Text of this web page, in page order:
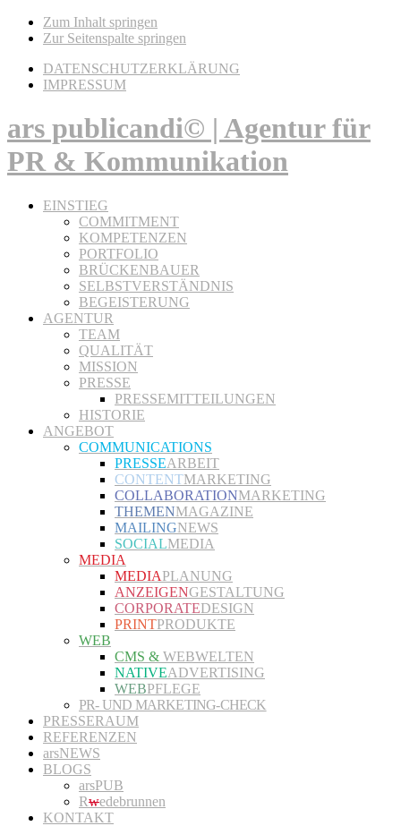
Zum Inhalt springen
Zur Seitenspalte springen
DATENSCHUTZERKLÄRUNG
IMPRESSUM
ars publicandi© | Agentur für
PR & Kommunikation
EINSTIEG
COMMITMENT
KOMPETENZEN
PORTFOLIO
BRÜCKENBAUER
SELBSTVERSTÄNDNIS
BEGEISTERUNG
AGENTUR
TEAM
QUALITÄT
MISSION
PRESSE
PRESSEMITTEILUNGEN
HISTORIE
ANGEBOT
COMMUNICATIONS
PRESSEARBEIT
CONTENTMARKETING
COLLABORATIONMARKETING
THEMENMAGAZINE
MAILINGNEWS
SOCIALMEDIA
MEDIA
MEDIAPLANUNG
ANZEIGENGESTALTUNG
CORPORATEDESIGN
PRINTPRODUKTE
WEB
CMS & WEBWELTEN
NATIVEADVERTISING
WEBPFLEGE
PR- UND MARKETING-CHECK
PRESSERAUM
REFERENZEN
arsNEWS
BLOGS
arsPUB
Rwedebrunnen
KONTAKT